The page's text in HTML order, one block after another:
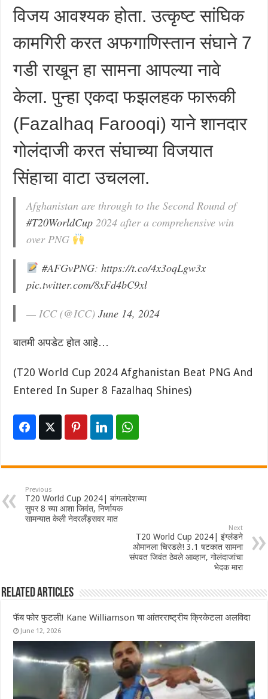
विजय आवश्यक होता. उत्कृष्ट सांघिक
कामगिरी करत अफगाणिस्तान संघाने 7
गडी राखून हा सामना आपल्या नावे
केला. पुन्हा एकदा फझलहक फारूकी
(Fazalhaq Farooqi) याने शानदार
गोलंदाजी करत संघाच्या विजयात
सिंहाचा वाटा उचलला.
Afghanistan are through to the Second Round of
#T20WorldCup 2024 after a comprehensive win
over PNG
#AFGvPNG: https://t.co/4x3oqLgw3x
pic.twitter.com/8xFd4bC9xl
— ICC (@ICC)June 14, 2024
बातमी अपडेट होत आहे…
(T20 World Cup 2024 Afghanistan Beat PNG And
Entered In Super 8 Fazalhaq Shines)
Previous
T20 World Cup 2024| बांगलादेशच्या
सुपर 8 च्या आशा जिवंत, निर्णायक
सामन्यात केली नेदरलँड्सवर मात
Next
T20 World Cup 2024| इंग्लंडने
ओमानला चिरडले! 3.1 षटकात सामना
संपवत जिवंत ठेवले आव्हान, गोलंदाजांचा
भेदक मारा
Related Articles
फॅब फोर फुटली! Kane Williamson चा आंतरराष्ट्रीय क्रिकेटला अलविदा
June 12, 2026